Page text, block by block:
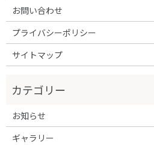
お問い合わせ
プライバシーポリシー
サイトマップ
お知らせ
ギャラリー